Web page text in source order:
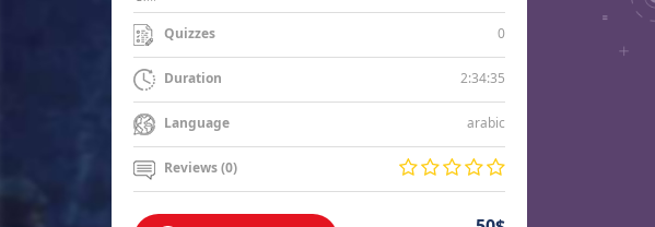
Quizzes 0
Duration 2:34:35
Language arabic
Reviews (0)